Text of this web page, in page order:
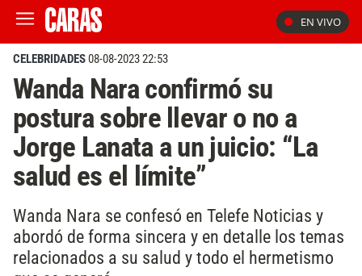
EN VIVO
CELEBRIDADES08-08-2023 22:53
Wanda Nara confirmó su
postura sobre llevar o no a
Jorge Lanata a un juicio: “La
salud es el límite”
Wanda Nara se confesó en Telefe Noticias y
abordó de forma sincera y en detalle los temas
relacionados a su salud y todo el hermetismo